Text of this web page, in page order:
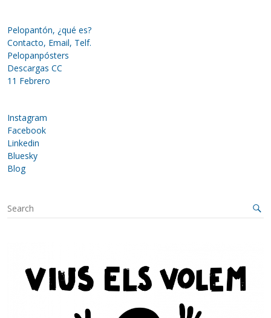
Pelopantón, ¿qué es?
Contacto, Email, Telf.
Pelopanpósters
Descargas CC
11 Febrero
Instagram
Facebook
Linkedin
Bluesky
Blog
S
e